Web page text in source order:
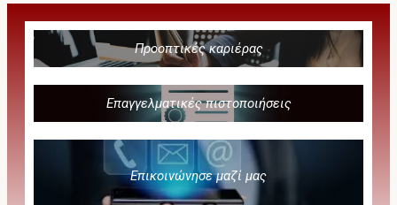
Προοπτικές καριέρας
Επαγγελματικές πιστοποιήσεις
Επικοινώνησε μαζί μας